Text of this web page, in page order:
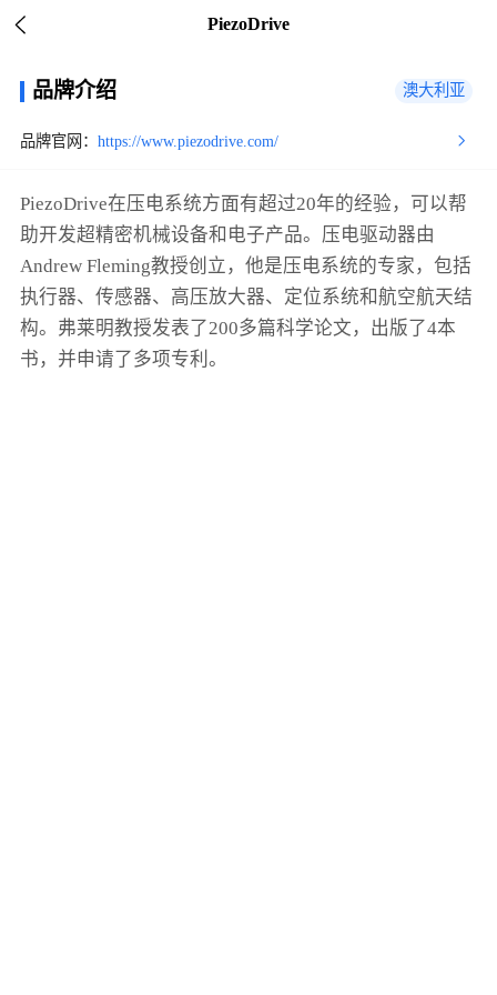
PiezoDrive
品牌介绍 澳大利亚
品牌官网： https://www.piezodrive.com/
PiezoDrive在压电系统方面有超过20年的经验，可以帮
助开发超精密机械设备和电子产品。压电驱动器由
Andrew Fleming教授创立，他是压电系统的专家，包括
执行器、传感器、高压放大器、定位系统和航空航天结
构。弗莱明教授发表了200多篇科学论文，出版了4本
书，并申请了多项专利。